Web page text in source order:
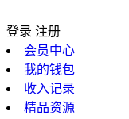
登录 注册
会员中心
我的钱包
收入记录
精品资源